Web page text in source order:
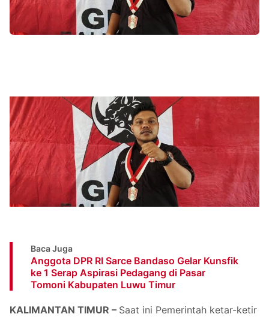
Baca Juga
Anggota DPR RI Sarce Bandaso Gelar Kunsfik
ke 1 Serap Aspirasi Pedagang di Pasar
Tomoni Kabupaten Luwu Timur
KALIMANTAN TIMUR – Saat ini Pemerintah ketar-ketir